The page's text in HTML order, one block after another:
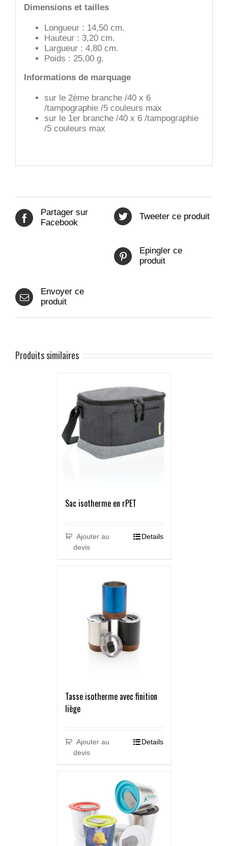
Dimensions et tailles
Longueur : 14,50 cm.
Hauteur : 3,20 cm.
Largueur : 4,80 cm.
Poids : 25,00 g.
Informations de marquage
sur le 2ème branche /40 x 6
/tampographie /5 couleurs max
sur le 1er branche /40 x 6 /tampographie
/5 couleurs max
Partager sur
Facebook
Tweeter ce produit
Epingler ce
produit
Envoyer ce
produit
Produits similaires
Sac isotherme en rPET
Ajouter au
devis
Details
Tasse isotherme avec finition
liège
Ajouter au
devis
Details